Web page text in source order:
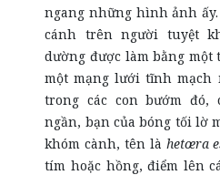
ngang những hình ảnh
cánh trên người tuyệt
dường được làm bằng
một mạng lưới tĩnh mạch
trong các con bướm
ngần, bạn của bóng tối lờ
khóm cành, tên là hetœra
tím hoặc hồng, điểm lên